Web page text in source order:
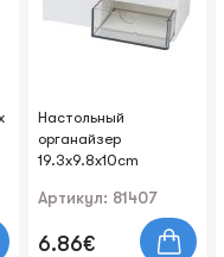
Настольный
органайзер
19.3x9.8x10cm
Артикул: 81407
6.86€